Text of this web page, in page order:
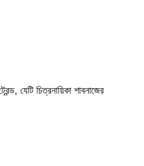
যেটি চিত্রনায়িকা শাবনাজের